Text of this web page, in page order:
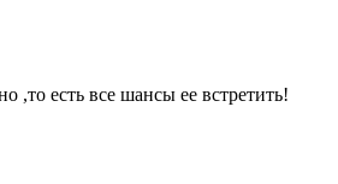
,то есть все шансы ее встретить!